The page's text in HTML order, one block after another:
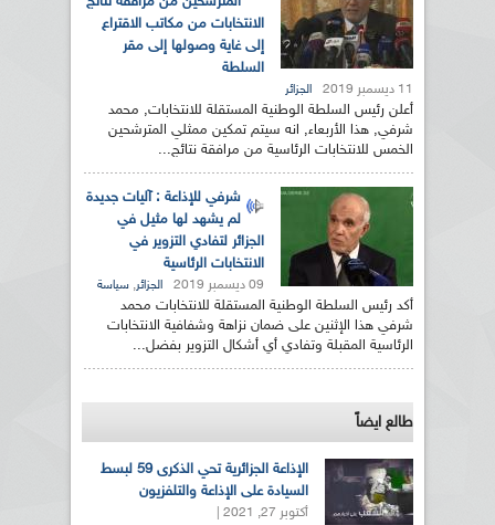
الانتخابات من مكاتب الاقتراع
إلى غاية وصولها إلى مقر
السلطة
11 ديسمبر 2019 الجزائر
أعلن رئيس السلطة الوطنية المستقلة للانتخابات, محمد
شرفي, هذا الأربعاء, انه سيتم تمكين ممثلي المترشحين
الخمس للانتخابات الرئاسية من مرافقة نتائج...
شرفي للإذاعة : آليات جديدة
لم يشهد لها مثيل في
الجزائر لتفادي التزوير في
الانتخابات الرئاسية
09 ديسمبر 2019 الجزائر, سياسة
أكد رئيس السلطة الوطنية المستقلة للانتخابات محمد
شرفي هذا الإثنين على ضمان نزاهة وشفافية الانتخابات
الرئاسية المقبلة وتفادي أي أشكال التزوير بفضل...
طالع ايضاً
الإذاعة الجزائرية تحي الذكرى 59 لبسط
السيادة على الإذاعة والتلفزيون
أكتوبر 27, 2021 |